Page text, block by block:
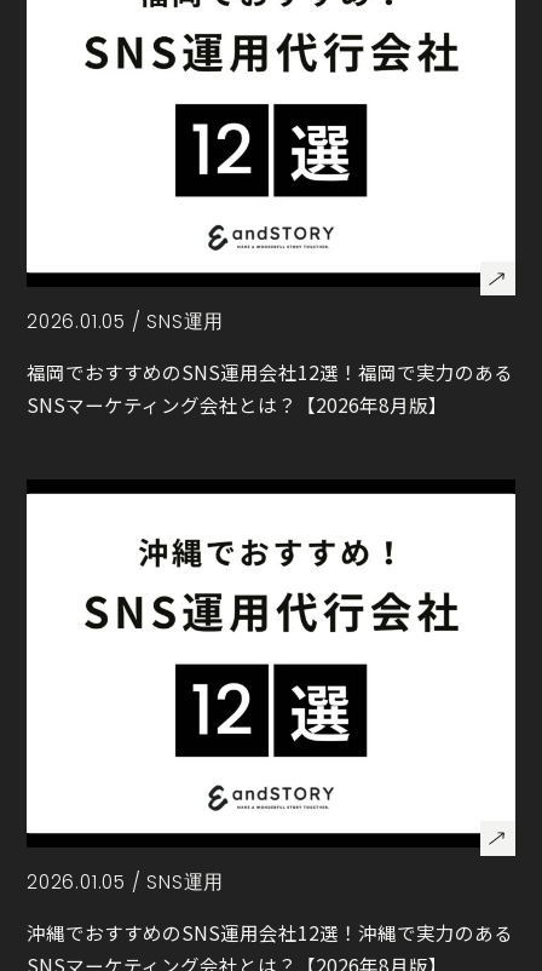
2026.01.05 / SNS運用
福岡でおすすめのSNS運用会社12選！福岡で実力のある
SNSマーケティング会社とは？【2026年8月版】
2026.01.05 / SNS運用
沖縄でおすすめのSNS運用会社12選！沖縄で実力のある
SNSマーケティング会社とは？【2026年8月版】